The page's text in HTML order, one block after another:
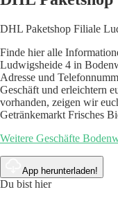
DHL Paketshop Filiale
Finde hier alle
Ludwigsheide 4 in
Adresse und
Geschäft und erleichtern
vorhanden, zeigen wir
Getränkemarkt Frisches
Weitere Geschäfte
App herunterladen!
Du bist hier